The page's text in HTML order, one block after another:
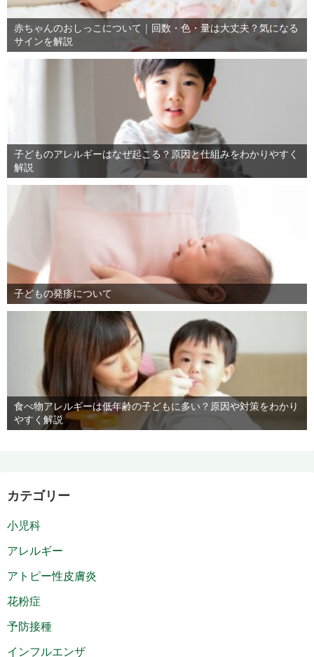
赤ちゃんのおしっこについて｜回数・色・量は大丈夫？気になる
サインを解説
子どものアレルギーはなぜ起こる？原因と仕組みをわかりやすく
解説
子どもの発疹について
食べ物アレルギーは低年齢の子どもに多い？原因や対策をわかり
やすく解説
カテゴリー
小児科
アレルギー
アトピー性皮膚炎
花粉症
予防接種
インフルエンザ